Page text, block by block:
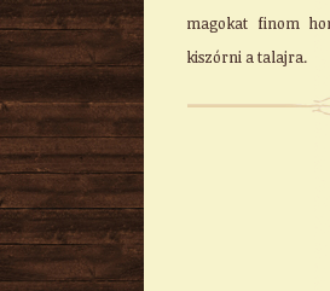
magokat finom
kiszórni a talajra.